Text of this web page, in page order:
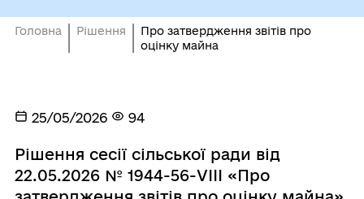
Головна Рішення
Про затвердження звітів про
оцінку майна
25/05/2026 94
Рішення сесії сільської ради від
22.05.2026 № 1944-56-VІІІ «Про